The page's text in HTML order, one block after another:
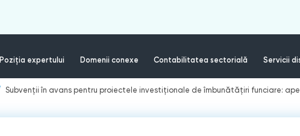
Poziția expertului Domenii conexe Contabilitatea sectorială Servicii
Subvenții în avans pentru proiectele investiționale de îmbunătățiri funciare: